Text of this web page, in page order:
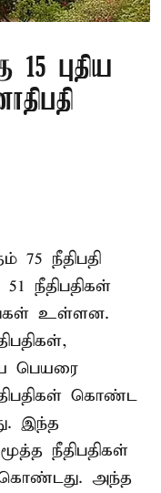
புதிய
நீதிபதி
நீதிபதிகள்
உள்ளன.
பெயரை
கொண்ட
இந்த
நீதிபதிகள்
அந்த